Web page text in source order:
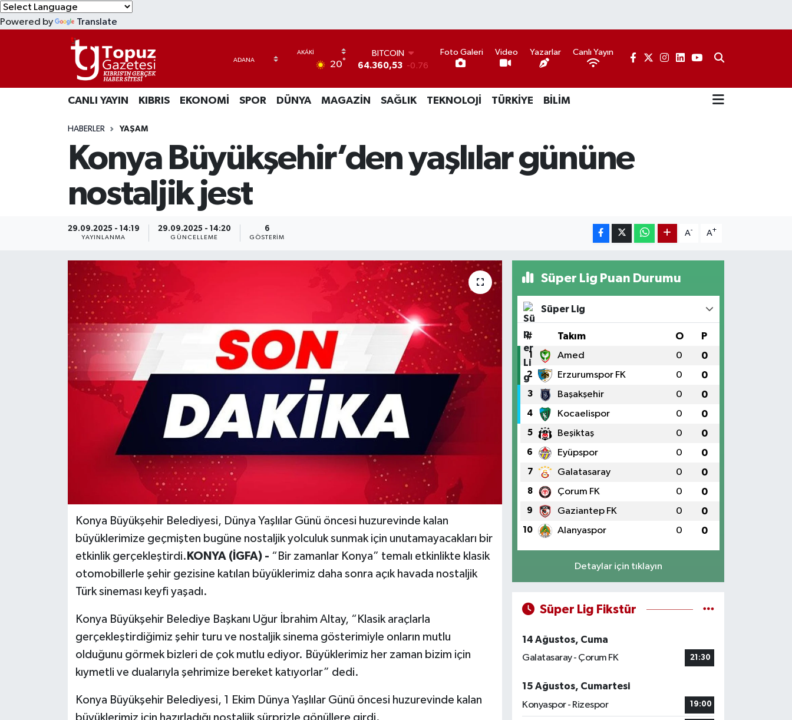
Powered by Translate
20°
DOLAR
47,7143
0.16
55,0317
-0.02
6574.81
BİST100
13.799
70
Foto Galeri Video Yazarlar Canlı Yayın
CANLI YAYIN KIBRIS EKONOMİ SPOR DÜNYA MAGAZİN SAĞLIK TEKNOLOJİ TÜRKİYE BİLİM
HABERLER YAŞAM
Konya Büyükşehir’den yaşlılar gününe
nostaljik jest
29.09.2025 - 14:19
YAYINLANMA
29.09.2025 - 14:20
GÜNCELLEME
6
GÖSTERIM
A- A+
Konya Büyükşehir Belediyesi, Dünya Yaşlılar Günü öncesi huzurevinde kalan
büyüklerimize geçmişten bugüne nostaljik yolculuk sunmak için unutamayacakları bir
etkinlik gerçekleştirdi. KONYA (İGFA) - “Bir zamanlar Konya” temalı etkinlikte klasik
otomobillerle şehir gezisine katılan büyüklerimiz daha sonra açık havada nostaljik
Türk sineması keyfi yaşadı.
Konya Büyükşehir Belediye Başkanı Uğur İbrahim Altay, “Klasik araçlarla
gerçekleştirdiğimiz şehir turu ve nostaljik sinema gösterimiyle onların mutlu
olduğunu görmek bizleri de çok mutlu ediyor. Büyüklerimiz her zaman bizim için
kıymetli ve dualarıyla şehrimize bereket katıyorlar” dedi.
Konya Büyükşehir Belediyesi, 1 Ekim Dünya Yaşlılar Günü öncesi huzurevinde kalan
Süper Lig Puan Durumu
Süper Lig
# Takım O P
1 Amed 0 0
2 Erzurumspor FK 0 0
3 Başakşehir 0 0
4 Kocaelispor 0 0
5 Beşiktaş 0 0
6 Eyüpspor 0 0
7 Galatasaray 0 0
8 Çorum FK 0 0
9 Gaziantep FK 0 0
10 Alanyaspor 0 0
Detaylar için tıklayın
Süper Lig Fikstür
14 Ağustos, Cuma
Galatasaray - Çorum FK
21:30
15 Ağustos, Cumartesi
Konyaspor - Rizespor
19:00
EKONOMİ
MAGAZİN
TEKNOLOJİ
Lefkoşa Nöbetçi Eczaneler
Lefkoşa Hava Durumu
Lefkoşa Trafik Yoğunluk Haritası
Süper Lig Puan Durumu ve Fikstür
Tüm Manşetler
Son Dakika Haberleri
Haber Arşivi